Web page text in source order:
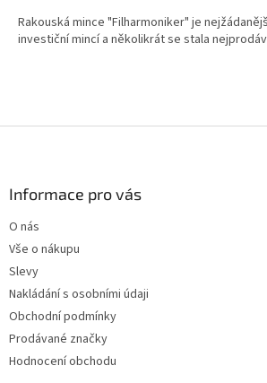
5
hvězdiček.
Rakouská mince "Filharmoniker" je
investiční mincí a několikrát se stala
Informace pro vás
O nás
Vše o nákupu
Slevy
Nakládání s osobními údaji
Obchodní podmínky
Prodávané značky
Hodnocení obchodu